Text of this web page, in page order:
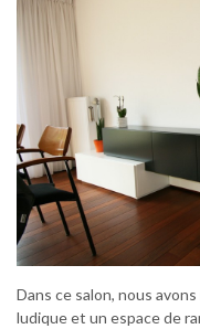
Dans ce salon, nous
ludique et un espace de